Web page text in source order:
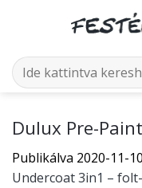
Keresés
a
Dulux Pre-
Publikálva 2020-11-10
Undercoat 3in1 –